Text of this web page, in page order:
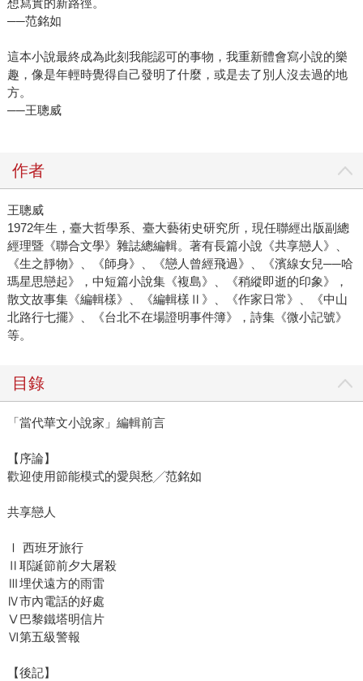
想寫實的新路徑。
──范銘如
這本小說最終成為此刻我能認可的事物，我重新體會寫小說的樂
趣，像是年輕時覺得自己發明了什麼，或是去了別人沒去過的地
方。
──王聰威
作者
王聰威
1972年生，臺大哲學系、臺大藝術史研究所，現任聯經出版副總
經理暨《聯合文學》雜誌總編輯。著有長篇小說《共享戀人》、
《生之靜物》、《師身》、《戀人曾經飛過》、《濱線女兒──哈
瑪星思戀起》，中短篇小說集《複島》、《稍縱即逝的印象》，
散文故事集《編輯樣》、《編輯樣Ⅱ》、《作家日常》、《中山
北路行七擺》、《台北不在場證明事件簿》，詩集《微小記號》
等。
目錄
「當代華文小說家」編輯前言
【序論】
歡迎使用節能模式的愛與愁╱范銘如
共享戀人
Ⅰ 西班牙旅行
Ⅱ耶誕節前夕大屠殺
Ⅲ埋伏遠方的雨雷
Ⅳ市內電話的好處
Ⅴ巴黎鐵塔明信片
Ⅵ第五級警報
【後記】